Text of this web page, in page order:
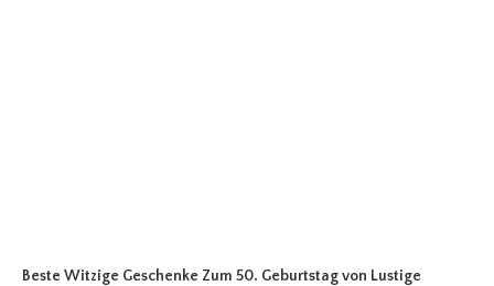
Beste Witzige Geschenke Zum 50. Geburtstagvon Lustige